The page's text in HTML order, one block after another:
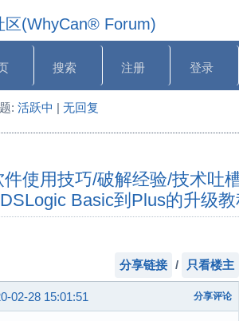
区(WhyCan® Forum)
搜索 注册 登录
: 活跃中 | 无回复
使用技巧/破解经验/技术吐槽
Basic到Plus的升级教
分享链接 / 只看楼主
02-28 15:01:51 分享评论